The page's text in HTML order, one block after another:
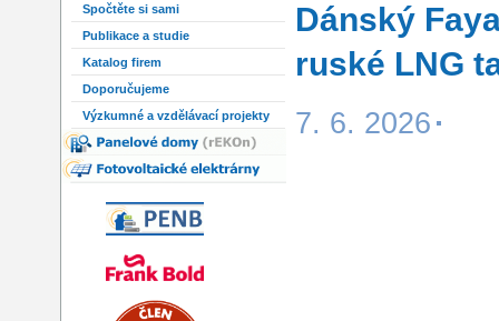
Spočtěte si sami
Publikace a studie
Katalog firem
Doporučujeme
Výzkumné a vzdělávací projekty
Dánský
ruské LNG
7. 6. 2026